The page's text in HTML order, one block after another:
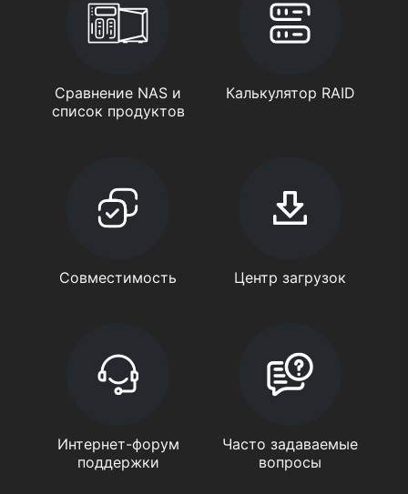
Сравнение NAS и
список продуктов
Калькулятор RAID
Совместимость Центр загрузок
Интернет-форум
поддержки
Часто задаваемые
вопросы